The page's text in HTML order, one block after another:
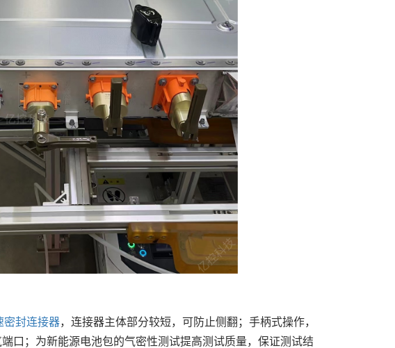
密封连接器，连接器主体部分较短，可防止侧翻；手柄式操作，
口；为新能源电池包的气密性测试提高测试质量，保证测试结